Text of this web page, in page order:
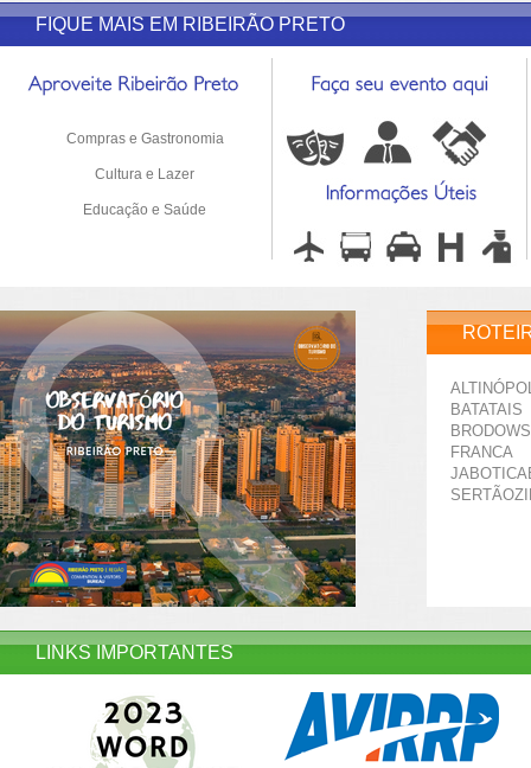
FIQUE MAIS EM RIBEIRÃO PRETO
Compras e Gastronomia
Cultura e Lazer
Educação e Saúde
BATATAIS
FRANCA
LINKS IMPORTANTES